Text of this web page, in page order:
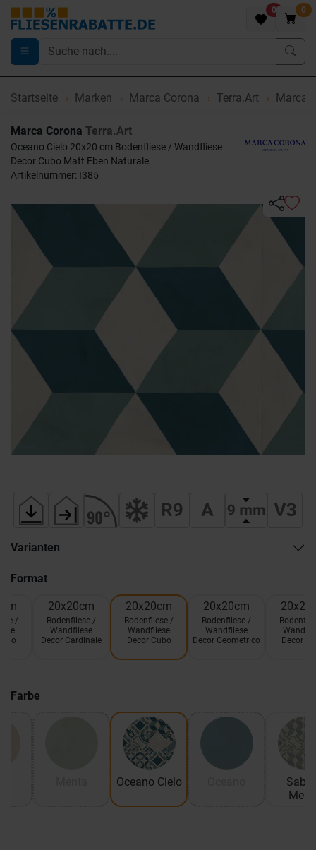
0 0
Startseite Marken Marca Corona Terra.Art Marca
Marca Corona Terra.Art
Oceano Cielo 20x20 cm Bodenfliese / Wandfliese
Decor Cubo Matt Eben Naturale
Artikelnummer: I385
Varianten
Format
/
20x20cm
Bodenfliese /
Wandfliese
Decor Cardinale
20x20cm
Bodenfliese /
Wandfliese
Decor Cubo
20x20cm
Bodenfliese /
Wandfliese
Decor Geometrico
Decor
Farbe
Oceano Cielo